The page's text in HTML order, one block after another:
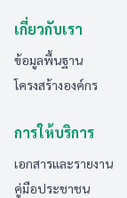
เกี่ยวกับเรา
ข้อมูลพื้นฐาน
โครงสร้างองค์กร
การให้บริการ
เอกสารและรายงาน
คู่มือประชาชน